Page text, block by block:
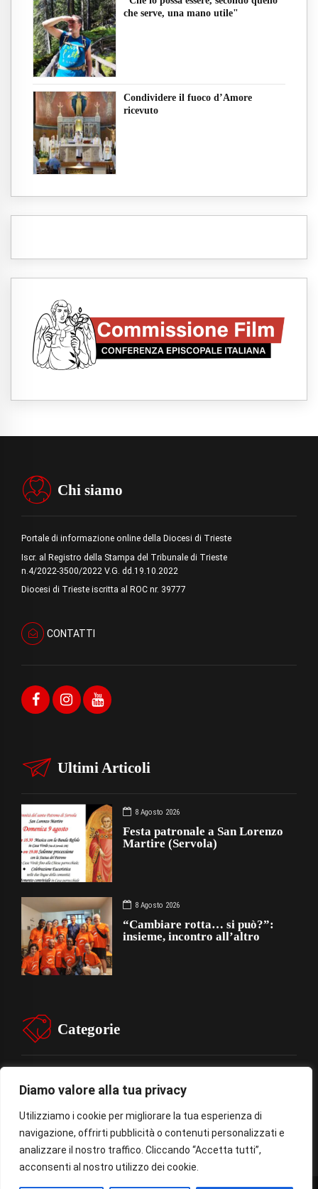
Diamo valore alla tua privacy
Utilizziamo i cookie per migliorare la tua esperienza di
navigazione, offrirti pubblicità o contenuti personalizzati e
analizzare il nostro traffico. Cliccando “Accetta tutti”,
acconsenti al nostro utilizzo dei cookie.
che serve, una mano utile"
Condividere il fuoco d’Amore
ricevuto
Chi siamo
Portale di informazione online della Diocesi di Trieste
Iscr. al Registro della Stampa del Tribunale di Trieste
n.4/2022-3500/2022 V.G. dd.19.10.2022
Diocesi di Trieste iscritta al ROC nr. 39777
CONTATTI
Ultimi Articoli
8 Agosto 2026
Festa patronale a San Lorenzo
Martire (Servola)
8 Agosto 2026
“Cambiare rotta… si può?”:
insieme, incontro all’altro
Categorie
GIUBILEO